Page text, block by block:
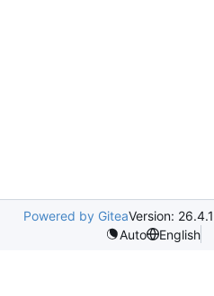
Powered by GiteaVersion: 26.4.1
Auto
English